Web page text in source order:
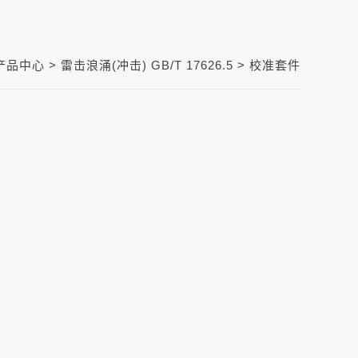
品中心 > 雷击浪涌(冲击) GB/T 17626.5 > 校准套件